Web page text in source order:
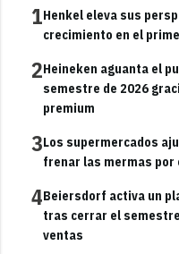
1Henkel eleva sus
crecimiento en el
2Heineken aguanta el
semestre de 2026
premium
3Los supermercados
frenar las mermas por
4Beiersdorf activa un
tras cerrar el
ventas